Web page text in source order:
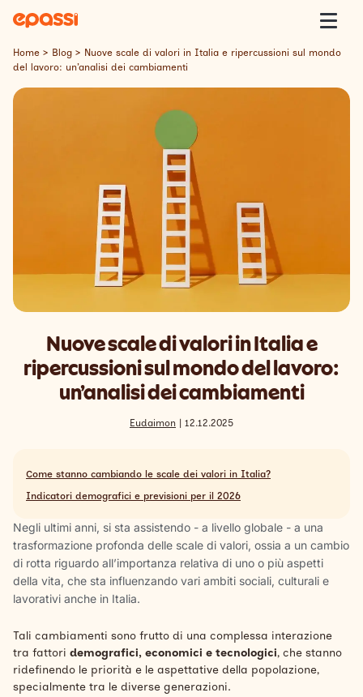
Skip to content
Epassi
Contatti
Lavora con Noi
Search
Italiano
Home > Blog > Nuove scale di valori in Italia e ripercussioni sul mondo
del lavoro: un’analisi dei cambiamenti
Nuove scale di valori in Italia e
ripercussioni sul mondo del lavoro:
un’analisi dei cambiamenti
Eudaimon | 12.12.2025
Come stanno cambiando le scale dei valori in Italia?
Indicatori demografici e previsioni per il 2026
Negli ultimi anni, si sta assistendo - a livello globale - a una
trasformazione profonda delle scale di valori, ossia a un cambio
di rotta riguardo all’importanza relativa di uno o più aspetti
della vita, che sta influenzando vari ambiti sociali, culturali e
lavorativi anche in Italia.
Tali cambiamenti sono frutto di una complessa interazione
tra fattori demografici, economici e tecnologici, che stanno
ridefinendo le priorità e le aspettative della popolazione,
specialmente tra le diverse generazioni.